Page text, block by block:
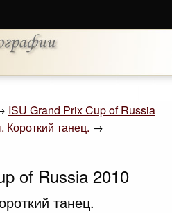
ISU Grand Prix Cup of Russia
танец. →
of Russia 2010
танец.